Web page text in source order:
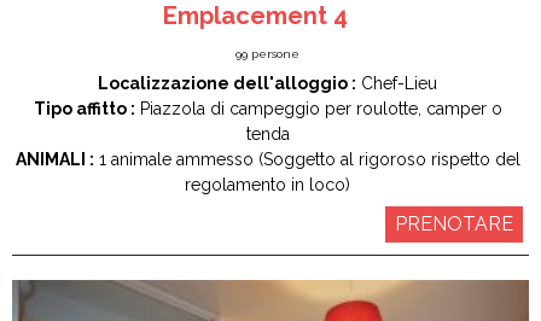
Emplacement 4
99 persone
Localizzazione dell'alloggio : Chef-Lieu
Tipo affitto : Piazzola di campeggio per roulotte, camper o
tenda
ANIMALI : 1 animale ammesso (Soggetto al rigoroso rispetto del
regolamento in loco)
PRENOTARE